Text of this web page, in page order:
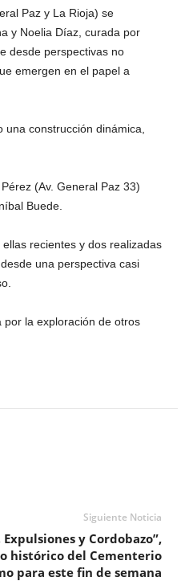
Paz y La Rioja) se
y Noelia Díaz, curada por
desde perspectivas no
emergen en el papel a
construcción dinámica,
(Av. General Paz 33)
Buede.
recientes y dos realizadas
una perspectiva casi
la exploración de otros
Siguiente Noticia
Expulsiones y Cordobazo”,
histórico del Cementerio
para este fin de semana